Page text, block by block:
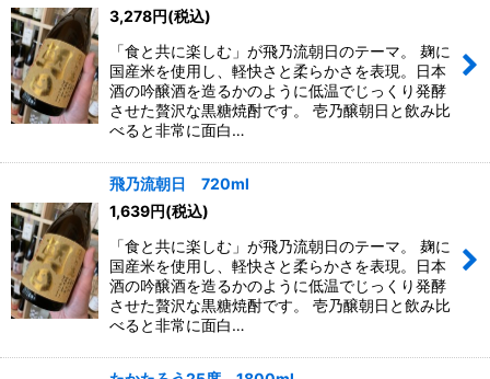
3,278円(税込)
「食と共に楽しむ」が飛乃流朝日のテーマ。 麹に
国産米を使用し、軽快さと柔らかさを表現。日本
酒の吟醸酒を造るかのように低温でじっくり発酵
させた贅沢な黒糖焼酎です。 壱乃醸朝日と飲み比
べると非常に面白…
飛乃流朝日 720ml
1,639円(税込)
「食と共に楽しむ」が飛乃流朝日のテーマ。 麹に
国産米を使用し、軽快さと柔らかさを表現。日本
酒の吟醸酒を造るかのように低温でじっくり発酵
させた贅沢な黒糖焼酎です。 壱乃醸朝日と飲み比
べると非常に面白…